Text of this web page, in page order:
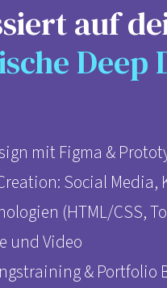
auf
Deep
mit Figma &
Social Media,
(HTML/CSS,
und Video
& Portfolio